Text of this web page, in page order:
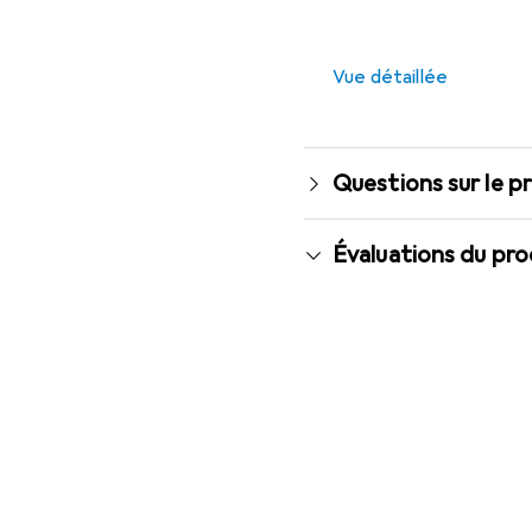
Vue détaillée
Questions sur le
Évaluations du